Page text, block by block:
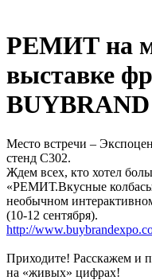
РЕМИТ на
выставке
BUYBRAND
Место встречи –
стенд С302.
Ждем всех, кто хотел
«РЕМИТ.Вкусные
необычном
(10-12 сентября).
http://
Приходите! Расскажем и
на «живых» цифрах!